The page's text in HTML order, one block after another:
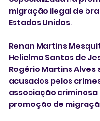
migração ilegal de
Estados Unidos.
Renan Martins
Helielmo Santos de
Rogério Martins Alves
acusados pelos
associação criminosa
promoção de